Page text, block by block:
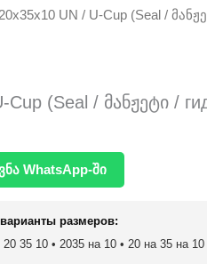
UN / U-Cup (Seal /
Cup (Seal / მანჟეტი /
WhatsApp-ში
размеров:
35 10 • 2035 на 10 • 20 на 35 на